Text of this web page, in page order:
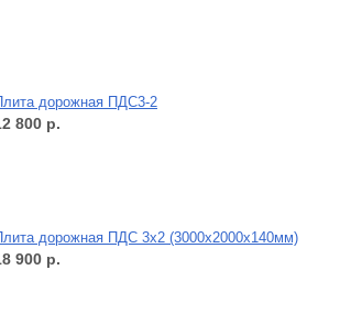
дорожная ПДС3-2
800 р.
дорожная ПДС 3х2 (3000х2000х140мм)
900 р.